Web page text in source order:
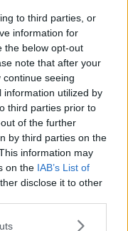
to third parties, or
information for
the below opt-out
note that after your
seeing
information utilized by
third parties prior to
of the further
by third parties on the
information may
on the IAB’s List of
disclose it to other
che potesse far
il disagio della
a prendere coscienza
un percorso teso a
consapevoli delle
sul mercato del
all’inattività”.
sono articolate in più
competenze
spendibili sul
e supporto mirato a
di vita, assistenza ai
per la ricerca del